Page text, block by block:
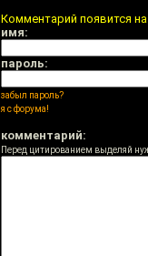
Комментарий появится
имя:
пароль:
забыл пароль?
я с форума!
комментарий:
Перед цитированием выделяй